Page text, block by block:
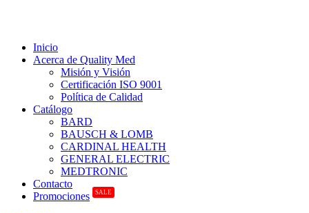
Inicio
Acerca de Quality Med
Misión y Visión
Certificación ISO 9001
Política de Calidad
Catálogo
BARD
BAUSCH & LOMB
CARDINAL HEALTH
GENERAL ELECTRIC
MEDTRONIC
Contacto
Promociones
SALE